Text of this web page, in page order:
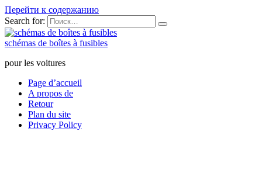
Перейти к содержанию
Search for:
schémas de boîtes à fusibles
pour les voitures
Page d’accueil
A propos de
Retour
Plan du site
Privacy Policy